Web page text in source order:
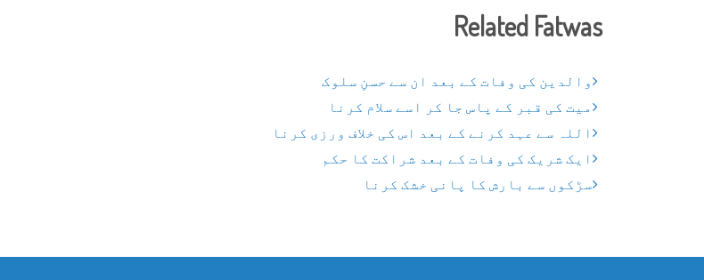
Related Fatwas
والدین کی وفات کے بعد ان سے حسنِ سلوک
میت کی قبر کے پاس جا کر اسے سلام کرنا
اللہ سے عہد کرنے کے بعد اس کی خلاف ورزی کرنا
ایک شریک کی وفات کے بعد شراکت کا حکم
سڑکوں سے بارش کا پانی خشک کرنا